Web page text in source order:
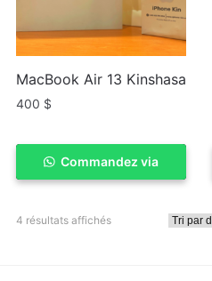
MacBook Air 13 Kinshasa
400 $
ACHETER
Commandez via
4 résultats affichés